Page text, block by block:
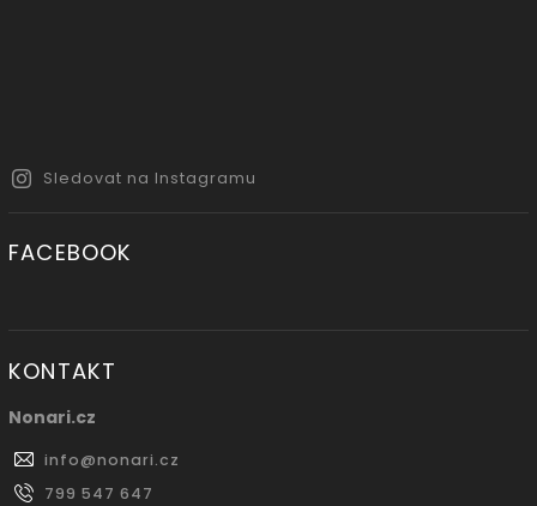
Sledovat na Instagramu
FACEBOOK
KONTAKT
Nonari.cz
info@nonari.cz
799 547 647